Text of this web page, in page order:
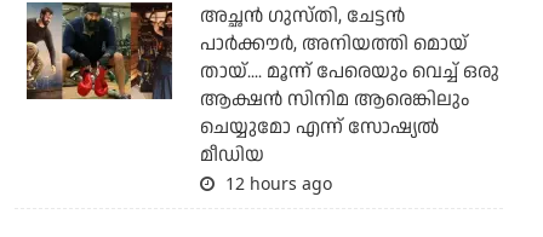
അച്ഛന്‍ ഗുസ്തി, ചേട്ടന്‍
പാര്‍ക്കൗര്‍, അനിയത്തി മൊയ്
തായ്.... മൂന്ന് പേരെയും വെച്ച് ഒരു
ആക്ഷന്‍ സിനിമ ആരെങ്കിലും
ചെയ്യുമോ എന്ന് സോഷ്യല്‍
മീഡിയ
12 hours ago